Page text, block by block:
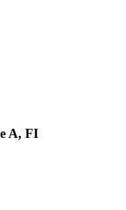
A, FI